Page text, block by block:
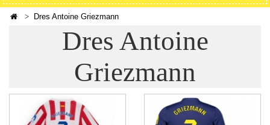
Dres Antoine Griezmann
Dres Antoine
Griezmann